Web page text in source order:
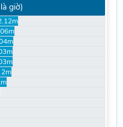
giờ)
2m